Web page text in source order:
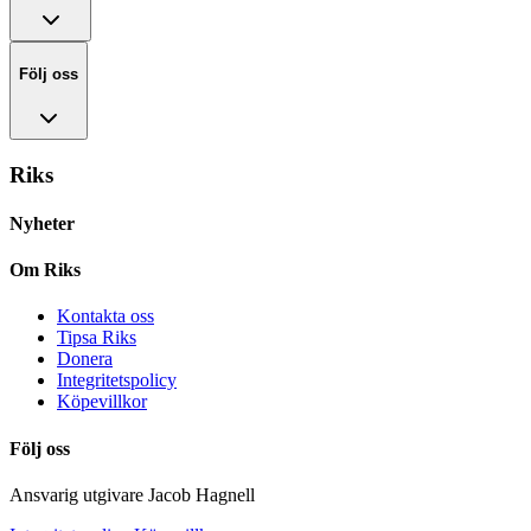
Följ oss
Riks
Nyheter
Om Riks
Kontakta oss
Tipsa Riks
Donera
Integritetspolicy
Köpevillkor
Följ oss
Ansvarig utgivare Jacob Hagnell